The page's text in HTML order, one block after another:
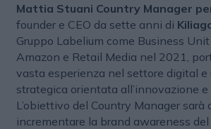
Mattia Stuani Country Manager
founder e CEO da sette anni di
Gruppo Labelium come Business
Amazon e Retail Media nel 2021,
vasta esperienza nel settore digital e
strategica orientata all’innovazione e
L’obiettivo del Country Manager sarà
incrementare la brand awareness